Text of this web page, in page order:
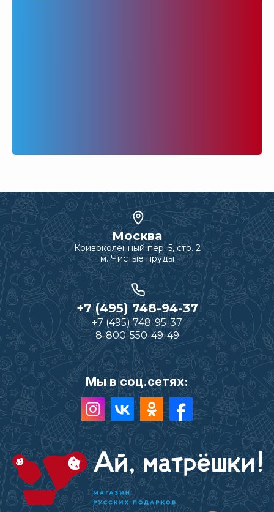
Москва
Кривоколенный пер. 5, стр. 2
м. Чистые пруды
+7 (495) 748-94-37
+7 (495) 748-95-37
8-800-550-49-49
Мы в соц.сетях: